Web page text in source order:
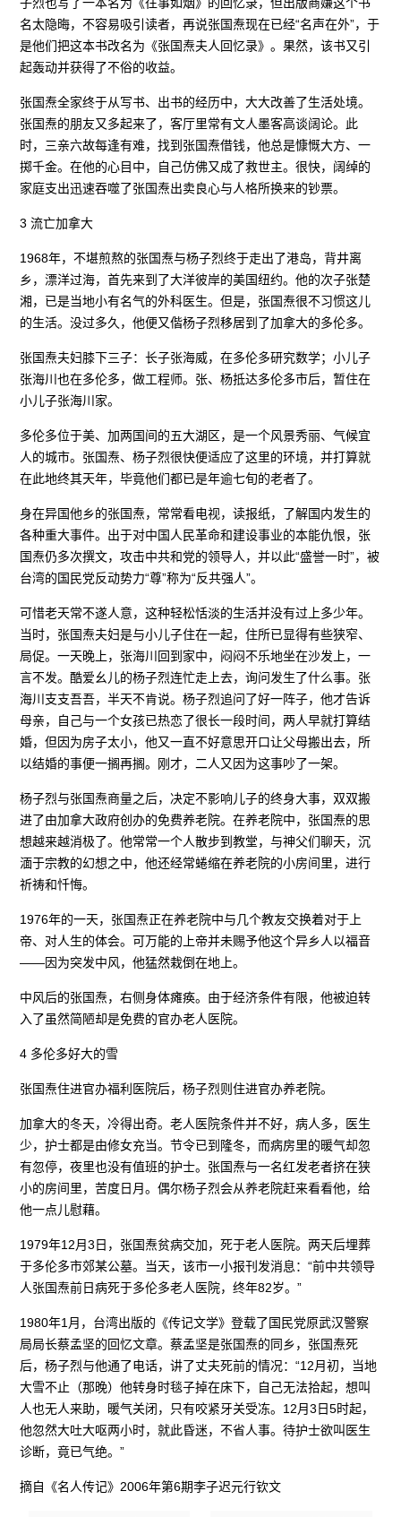
名太隐晦，不容易吸引读者，再说张国焘现在已经“名声在外”，于
是他们把这本书改名为《张国焘夫人回忆录》。果然，该书又引
起轰动并获得了不俗的收益。
张国焘全家终于从写书、出书的经历中，大大改善了生活处境。
张国焘的朋友又多起来了，客厅里常有文人墨客高谈阔论。此
时，三亲六故每逢有难，找到张国焘借钱，他总是慷慨大方、一
掷千金。在他的心目中，自己仿佛又成了救世主。很快，阔绰的
家庭支出迅速吞噬了张国焘出卖良心与人格所换来的钞票。
3 流亡加拿大
1968年，不堪煎熬的张国焘与杨子烈终于走出了港岛，背井离
乡，漂洋过海，首先来到了大洋彼岸的美国纽约。他的次子张楚
湘，已是当地小有名气的外科医生。但是，张国焘很不习惯这儿
的生活。没过多久，他便又偕杨子烈移居到了加拿大的多伦多。
张国焘夫妇膝下三子：长子张海威，在多伦多研究数学；小儿子
张海川也在多伦多，做工程师。张、杨抵达多伦多市后，暂住在
小儿子张海川家。
多伦多位于美、加两国间的五大湖区，是一个风景秀丽、气候宜
人的城市。张国焘、杨子烈很快便适应了这里的环境，并打算就
在此地终其天年，毕竟他们都已是年逾七旬的老者了。
身在异国他乡的张国焘，常常看电视，读报纸，了解国内发生的
各种重大事件。出于对中国人民革命和建设事业的本能仇恨，张
国焘仍多次撰文，攻击中共和党的领导人，并以此“盛誉一时”，被
台湾的国民党反动势力“尊”称为“反共强人”。
可惜老天常不遂人意，这种轻松恬淡的生活并没有过上多少年。
当时，张国焘夫妇是与小儿子住在一起，住所已显得有些狭窄、
局促。一天晚上，张海川回到家中，闷闷不乐地坐在沙发上，一
言不发。酷爱幺儿的杨子烈连忙走上去，询问发生了什么事。张
海川支支吾吾，半天不肯说。杨子烈追问了好一阵子，他才告诉
母亲，自己与一个女孩已热恋了很长一段时间，两人早就打算结
婚，但因为房子太小，他又一直不好意思开口让父母搬出去，所
以结婚的事便一搁再搁。刚才，二人又因为这事吵了一架。
杨子烈与张国焘商量之后，决定不影响儿子的终身大事，双双搬
进了由加拿大政府创办的免费养老院。在养老院中，张国焘的思
想越来越消极了。他常常一个人散步到教堂，与神父们聊天，沉
湎于宗教的幻想之中，他还经常蜷缩在养老院的小房间里，进行
祈祷和忏悔。
1976年的一天，张国焘正在养老院中与几个教友交换着对于上
帝、对人生的体会。可万能的上帝并未赐予他这个异乡人以福音
——因为突发中风，他猛然栽倒在地上。
中风后的张国焘，右侧身体瘫痪。由于经济条件有限，他被迫转
入了虽然简陋却是免费的官办老人医院。
4 多伦多好大的雪
张国焘住进官办福利医院后，杨子烈则住进官办养老院。
加拿大的冬天，冷得出奇。老人医院条件并不好，病人多，医生
少，护士都是由修女充当。节令已到隆冬，而病房里的暖气却忽
有忽停，夜里也没有值班的护士。张国焘与一名红发老者挤在狭
小的房间里，苦度日月。偶尔杨子烈会从养老院赶来看看他，给
他一点儿慰藉。
1979年12月3日，张国焘贫病交加，死于老人医院。两天后埋葬
于多伦多市郊某公墓。当天，该市一小报刊发消息：“前中共领导
人张国焘前日病死于多伦多老人医院，终年82岁。”
1980年1月，台湾出版的《传记文学》登载了国民党原武汉警察
局局长蔡孟坚的回忆文章。蔡孟坚是张国焘的同乡，张国焘死
后，杨子烈与他通了电话，讲了丈夫死前的情况：“12月初，当地
大雪不止（那晚）他转身时毯子掉在床下，自己无法拾起，想叫
人也无人来助，暖气关闭，只有咬紧牙关受冻。12月3日5时起，
他忽然大吐大呕两小时，就此昏迷，不省人事。待护士欲叫医生
诊断，竟已气绝。”
摘自《名人传记》2006年第6期李子迟元行钦文